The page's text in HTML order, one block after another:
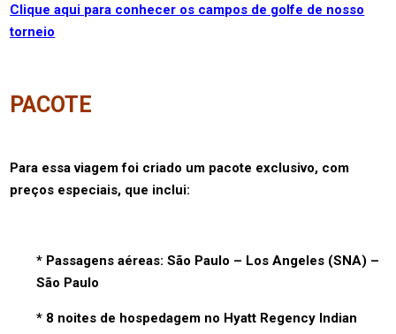
Clique aqui para conhecer os campos de golfe de nosso
torneio
PACOTE
Para essa viagem foi criado um pacote exclusivo, com
preços especiais, que inclui:
* Passagens aéreas: São Paulo – Los Angeles (SNA) –
São Paulo
* 8 noites de hospedagem no Hyatt Regency Indian